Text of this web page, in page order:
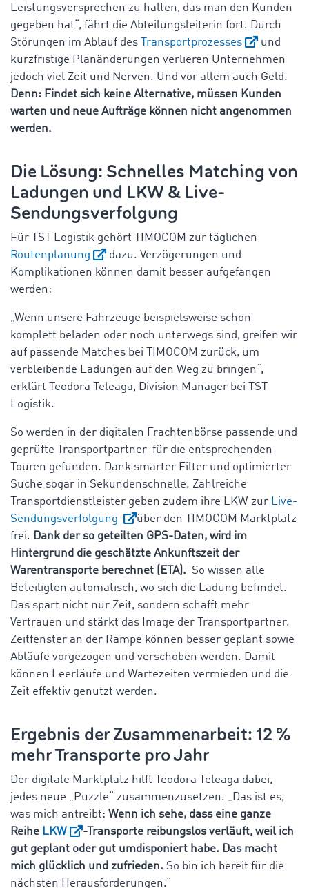
Leistungsversprechen zu halten, das man den Kunden
gegeben hat“, fährt die Abteilungsleiterin fort. Durch
Störungen im Ablauf des
Transportprozesses
und
kurzfristige Planänderungen verlieren Unternehmen
jedoch viel Zeit und Nerven. Und vor allem auch Geld.
Denn: Findet sich keine Alternative, müssen Kunden
warten und neue Aufträge können nicht angenommen
werden.
Die Lösung: Schnelles Matching von
Ladungen und LKW & Live-
Sendungsverfolgung
Für TST Logistik gehört TIMOCOM zur täglichen
Routenplanung
dazu. Verzögerungen und
Komplikationen können damit besser aufgefangen
werden:
„Wenn unsere Fahrzeuge beispielsweise schon
komplett beladen oder noch unterwegs sind, greifen wir
auf passende Matches bei TIMOCOM zurück, um
verbleibende Ladungen auf den Weg zu bringen“,
erklärt Teodora Teleaga, Division Manager bei TST
Logistik.
So werden in der digitalen Frachtenbörse passende und
geprüfte Transportpartner für die entsprechenden
Touren gefunden. Dank smarter Filter und optimierter
Suche sogar in Sekundenschnelle. Zahlreiche
Transportdienstleister geben zudem ihre LKW zur Live-
Sendungsverfolgung
über den TIMOCOM Marktplatz
frei. Dank der so geteilten GPS-Daten, wird im
Hintergrund die geschätzte Ankunftszeit der
Warentransporte berechnet (ETA). So wissen alle
Beteiligten automatisch, wo sich die Ladung befindet.
Das spart nicht nur Zeit, sondern schafft mehr
Vertrauen und stärkt das Image der Transportpartner.
Zeitfenster an der Rampe können besser geplant sowie
Abläufe vorgezogen und verschoben werden. Damit
können Leerläufe und Wartezeiten vermieden und die
Zeit effektiv genutzt werden.
Ergebnis der Zusammenarbeit: 12 %
mehr Transporte pro Jahr
Der digitale Marktplatz hilft Teodora Teleaga dabei,
jedes neue „Puzzle“ zusammenzusetzen. „Das ist es,
was mich antreibt: Wenn ich sehe, dass eine ganze
Reihe LKW
-Transporte reibungslos verläuft, weil ich
gut geplant oder gut umdisponiert habe. Das macht
mich glücklich und zufrieden. So bin ich bereit für die
nächsten Herausforderungen.“